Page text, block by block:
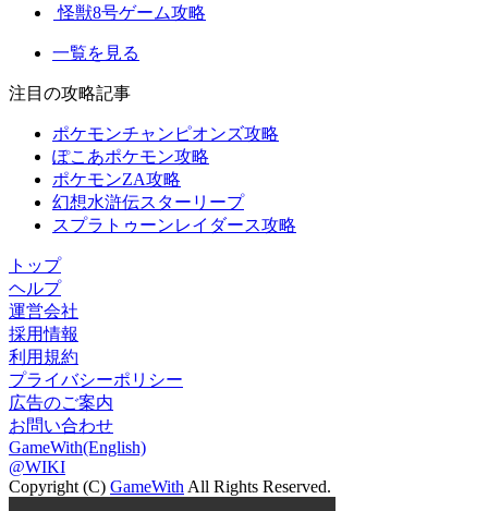
怪獣8号ゲーム攻略
一覧を見る
注目の攻略記事
ポケモンチャンピオンズ攻略
ぽこあポケモン攻略
ポケモンZA攻略
幻想水滸伝スターリープ
スプラトゥーンレイダース攻略
トップ
ヘルプ
運営会社
採用情報
利用規約
プライバシーポリシー
広告のご案内
お問い合わせ
GameWith(English)
@WIKI
Copyright (C) GameWith All Rights Reserved.